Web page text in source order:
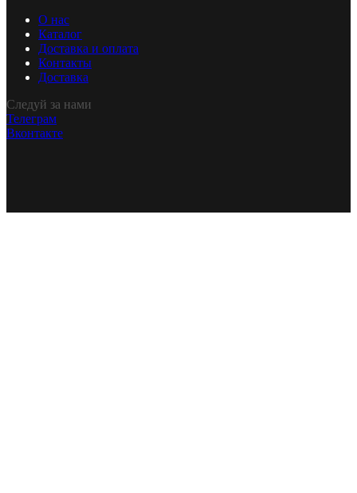
О нас
Каталог
Доставка и оплата
Контакты
Доставка
Следуй за нами
Телеграм
Вконтакте